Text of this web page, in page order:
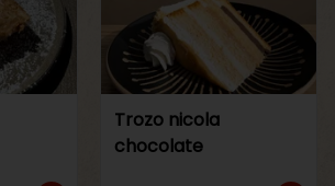
Trozo nicola
chocolate